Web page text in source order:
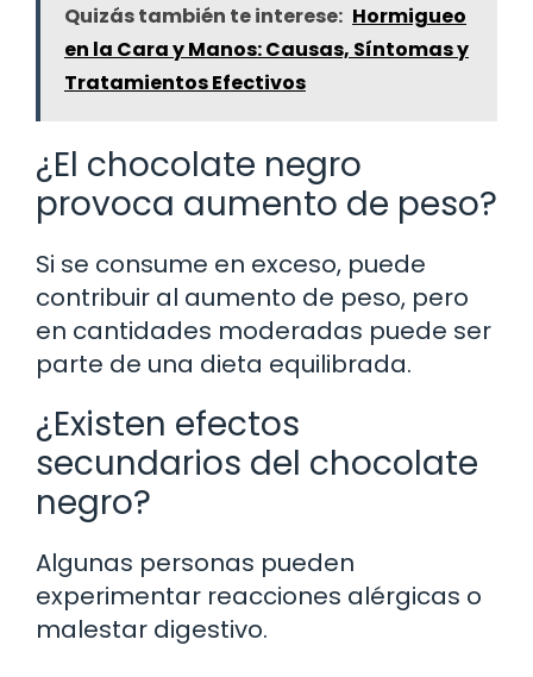
Quizás también te interese: Hormigueo
en la Cara y Manos: Causas, Síntomas y
Tratamientos Efectivos
¿El chocolate negro
provoca aumento de peso?
Si se consume en exceso, puede
contribuir al aumento de peso, pero
en cantidades moderadas puede ser
parte de una dieta equilibrada.
¿Existen efectos
secundarios del chocolate
negro?
Algunas personas pueden
experimentar reacciones alérgicas o
malestar digestivo.